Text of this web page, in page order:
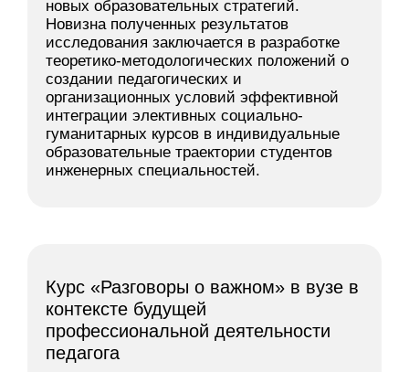
новых образовательных стратегий.
Новизна полученных результатов
исследования заключается в разработке
теоретико-методологических положений о
создании педагогических и
организационных условий эффективной
интеграции элективных социально-
гуманитарных курсов в индивидуальные
образовательные траектории студентов
инженерных специальностей.
Курс «Разговоры о важном» в вузе в
контексте будущей
профессиональной деятельности
педагога